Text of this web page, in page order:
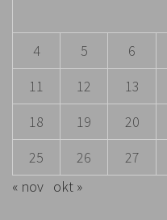
4
5 6
11
12 13
18
19 20
25
26 27
« nov okt »